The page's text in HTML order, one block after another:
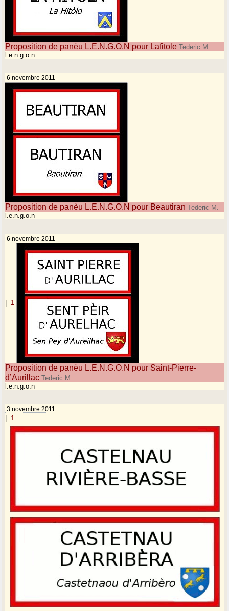
Proposition de panèu L.E.N.G.O.N pour Lafitole Tederic M.
l.e.n.g.o.n
6 novembre 2011
Proposition de panèu L.E.N.G.O.N pour Beautiran Tederic M.
l.e.n.g.o.n
6 novembre 2011
| 1
Proposition de panèu L.E.N.G.O.N pour Saint-Pierre-
d’Aurillac Tederic M.
l.e.n.g.o.n
3 novembre 2011
1